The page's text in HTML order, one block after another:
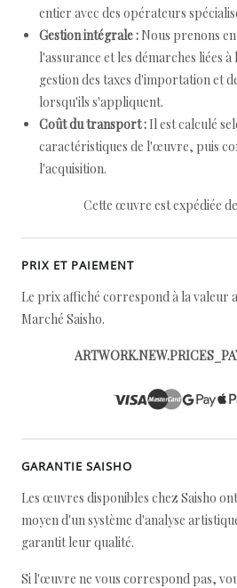
entier avec des opérateurs
Gestion intégrale : Nous prenons
l'assurance et les démarches liées
gestion des taxes d'importation et
lorsqu'ils s'appliquent.
Coût du transport : Il est calculé
caractéristiques de l'œuvre, puis
l'acquisition.
Cette œuvre est expédiée
PRIX ET PAIEMENT
Le prix affiché correspond à la valeur
Marché Saisho.
GARANTIE SAISHO
Les œuvres disponibles chez Saisho
moyen d'un système d'analyse
garantit leur qualité.
Si l'œuvre ne vous correspond pas,